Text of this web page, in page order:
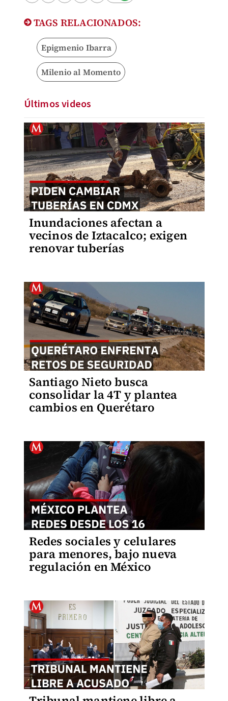
TAGS RELACIONADOS:
Epigmenio Ibarra
Milenio al Momento
Últimos videos
Inundaciones afectan a
vecinos de Iztacalco; exigen
renovar tuberías
Santiago Nieto busca
consolidar la 4T y plantea
cambios en Querétaro
Redes sociales y celulares
para menores, bajo nueva
regulación en México